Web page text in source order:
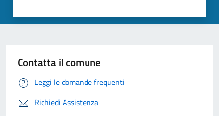
Contatta il comune
Leggi le domande frequenti
Richiedi Assistenza